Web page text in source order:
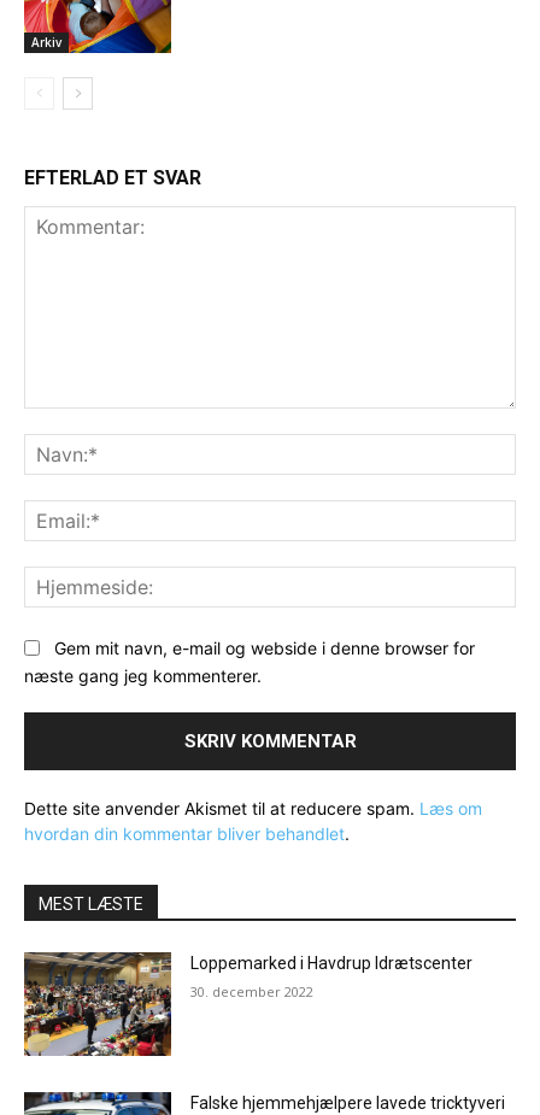
Arkiv
EFTERLAD ET SVAR
Gem mit navn, e-mail og webside i denne browser for
næste gang jeg kommenterer.
Dette site anvender Akismet til at reducere spam. Læs om
hvordan din kommentar bliver behandlet.
MEST LÆSTE
Loppemarked i Havdrup Idrætscenter
30. december 2022
Falske hjemmehjælpere lavede tricktyveri